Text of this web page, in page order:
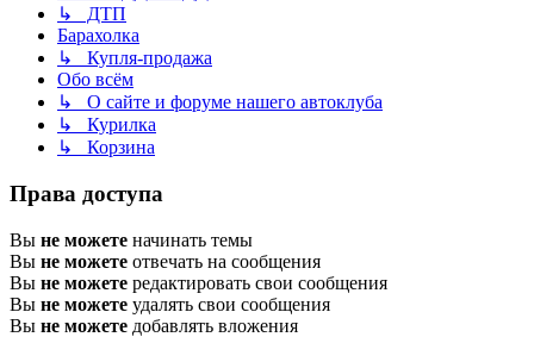
↳ ДТП
Барахолка
↳ Купля-продажа
Обо всём
↳ О сайте и форуме нашего автоклуба
↳ Курилка
↳ Корзина
Права доступа
Вы не можете начинать темы
Вы не можете отвечать на сообщения
Вы не можете редактировать свои сообщения
Вы не можете удалять свои сообщения
Вы не можете добавлять вложения